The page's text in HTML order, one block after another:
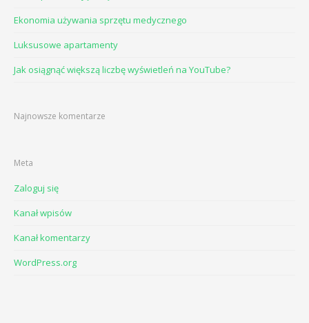
Ekonomia używania sprzętu medycznego
Luksusowe apartamenty
Jak osiągnąć większą liczbę wyświetleń na YouTube?
Najnowsze komentarze
Meta
Zaloguj się
Kanał wpisów
Kanał komentarzy
WordPress.org